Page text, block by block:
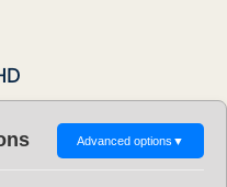
Advanced options ▼